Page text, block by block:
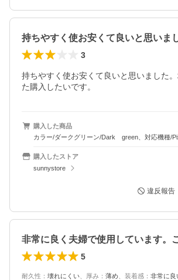
3
持ちやすく使お安くて良いと思いました
た購入したいです。
購入した商品
カラー/ダークグリーン/Dark green、対応機種/
購入したストア
sunnystore
違反報告
5
耐久性 ： 壊れにくい 厚み ： 薄め 装着感 ： 非常に良